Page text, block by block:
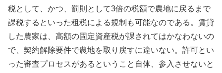
税として、かつ、罰則として3倍の税額で農地に戻るまで
課税するといった租税による規制も可能なのである。賃貸
した農家は、高額の固定資産税が課されてはかなわないの
で、契約解除要件で農地を取り戻すに違いない。許可とい
った審査プロセスがあるということ自体、参入させないと